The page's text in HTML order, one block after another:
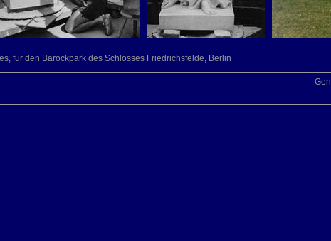
für den Barockpark des Schlosses Friedrichsfelde, Berlin